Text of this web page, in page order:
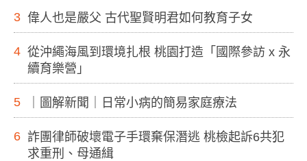
3 偉人也是嚴父 古代聖賢明君如何教育子女
4 從沖繩海風到環境扎根 桃園打造「國際參訪 x 永
續育樂營」
5 ｜圖解新聞｜日常小病的簡易家庭療法
6 詐團律師破壞電子手環棄保潛逃 桃檢起訴6共犯
求重刑、母通緝